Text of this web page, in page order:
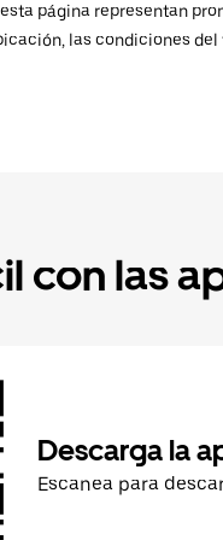
página representan
las condiciones
con las
Descarga la
Escanea para